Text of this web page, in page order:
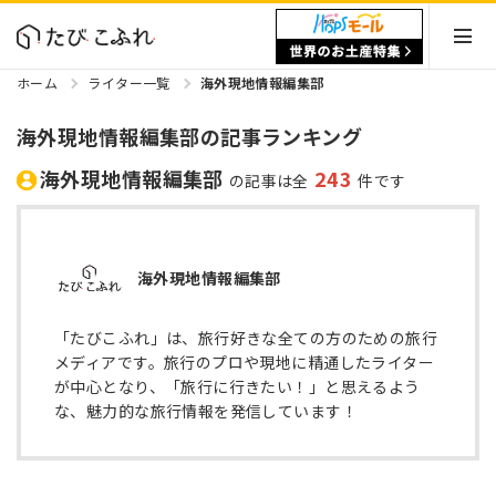
ホーム ライター一覧 海外現地情報編集部
海外現地情報編集部の記事ランキング
海外現地情報編集部 の記事は全 243 件です
海外現地情報編集部
「たびこふれ」は、旅行好きな全ての方のための旅行
メディアです。旅行のプロや現地に精通したライター
が中心となり、「旅行に行きたい！」と思えるよう
な、魅力的な旅行情報を発信しています！